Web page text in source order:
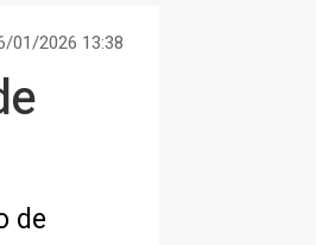
01/2026 13:38
de